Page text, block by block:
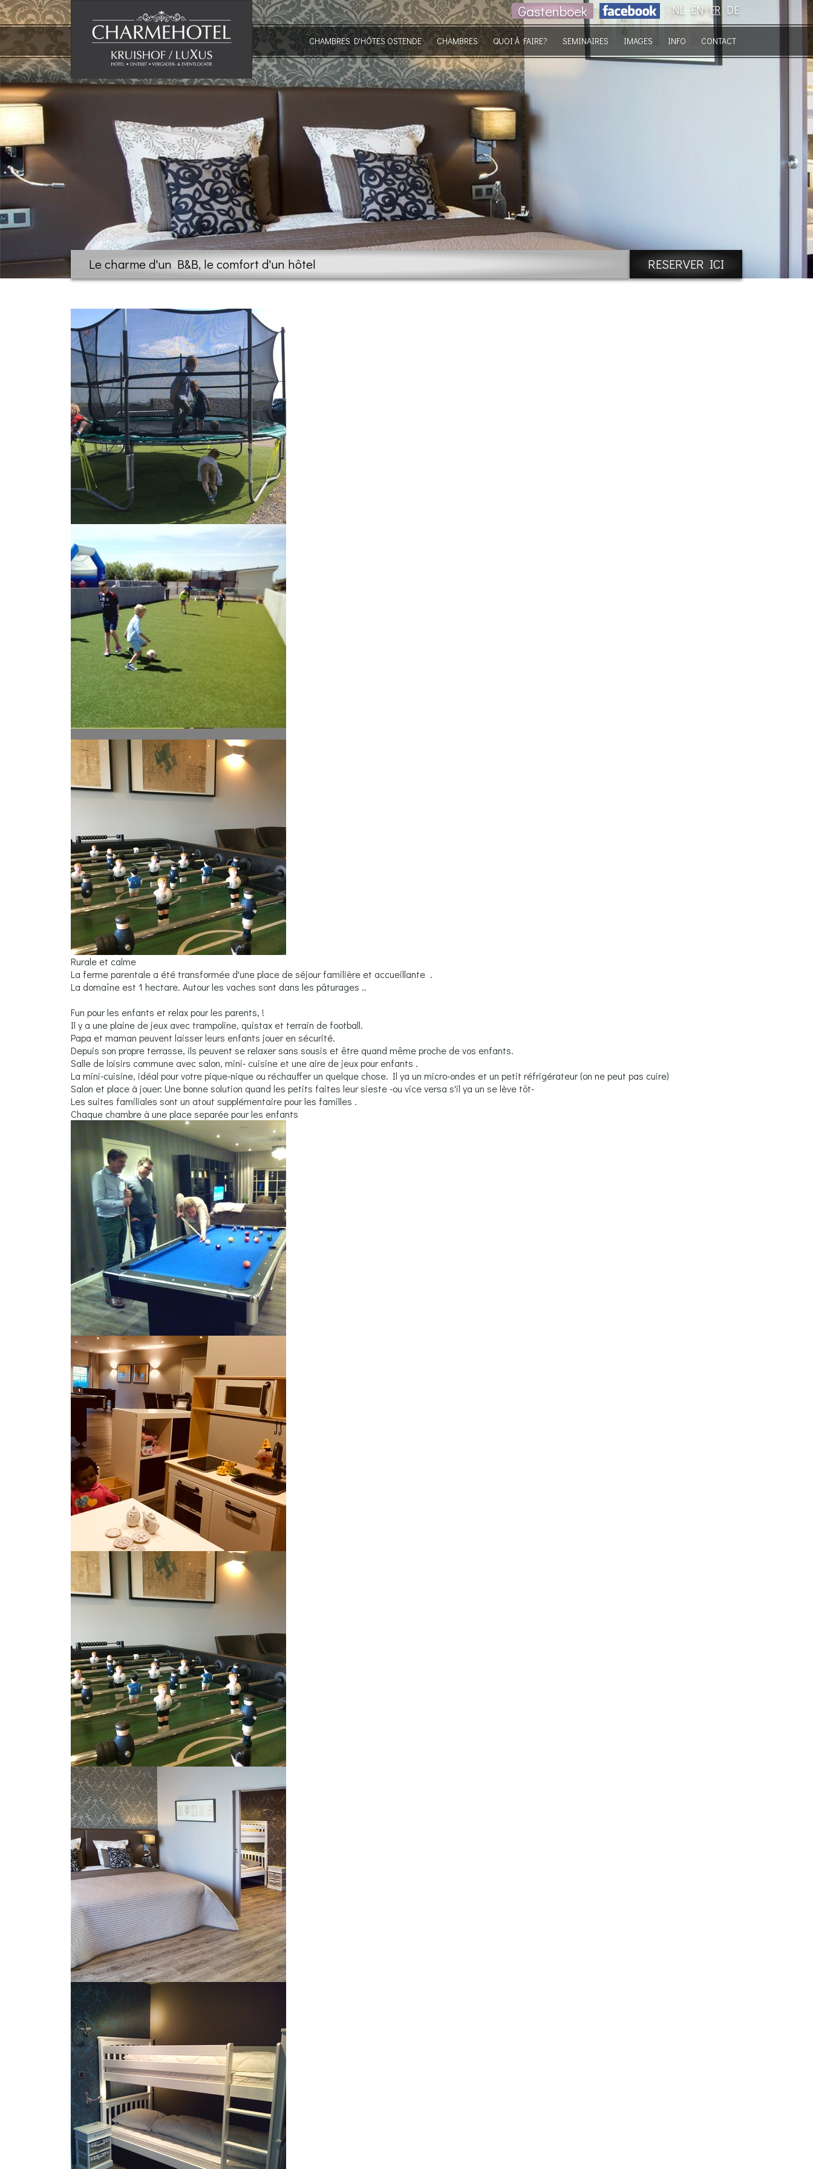
RESERVER ICI
Le charme d'un B&B, le comfort d'un hôtel
CHAMBRES D'HÔTES OSTENDE CHAMBRES QUOI À FAIRE? SEMINAIRES IMAGES INFO CONTACT
NL EN FR DE
Gastenboek
Rurale et calme
La ferme parentale a été transformée d'une place de séjour familière et accueillante .
La domaîne est 1 hectare. Autour les vaches sont dans les pâturages ..
Fun pour les enfants et relax pour les parents, !
Il y a une plaine de jeux avec trampoline, quistax et terrain de football.
Papa et maman peuvent laisser leurs enfants jouer en sécurité.
Depuis son propre terrasse, ils peuvent se relaxer sans sousis et être quand même proche de vos enfants.
Salle de loisirs commune avec salon, mini- cuisine et une aire de jeux pour enfants .
La mini-cuisine, idéal pour votre pique-nique ou réchauffer un quelque chose. Il ya un micro-ondes et un petit réfrigérateur (on ne peut pas cuire)
Salon et place à jouer: Une bonne solution quand les petits faites leur sieste -ou vice versa s'il ya un se lève tôt-
Les suites familiales sont un atout supplémentaire pour les familles .
Chaque chambre à une place separée pour les enfants